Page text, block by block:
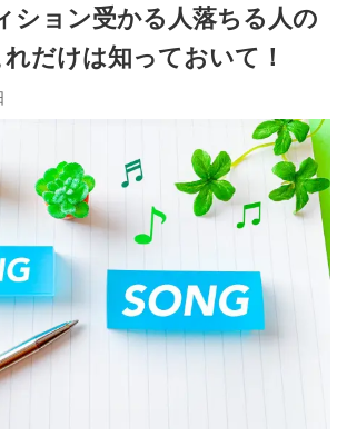
ション受かる人落ちる人の
だけは知っておいて！